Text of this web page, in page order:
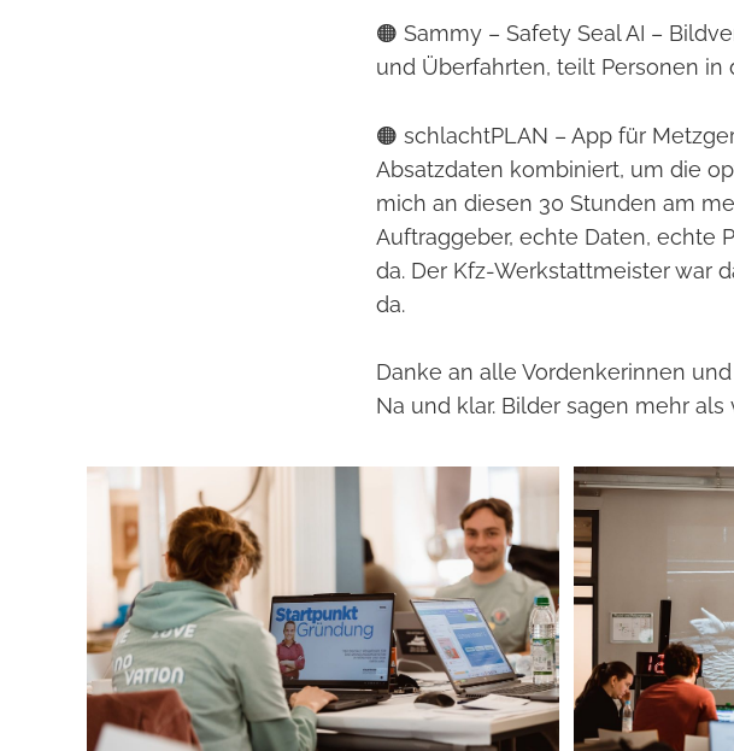
🟠 Sammy – Safety Seal AI –
und Überfahrten, teilt Personen
🟠 schlachtPLAN – App für
Absatzdaten kombiniert, um die
mich an diesen 30 Stunden am
Auftraggeber, echte Daten, echte
da. Der Kfz-Werkstattmeister war
da.
Danke an alle Vordenkerinnen
Na und klar. Bilder sagen mehr als